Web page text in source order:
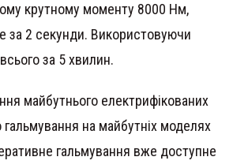
крутному моменту 8000 Нм,
за 2 секунди. Використовуючи
за 5 хвилин.
майбутнього електрифікованих
на майбутніх моделях
гальмування вже доступне